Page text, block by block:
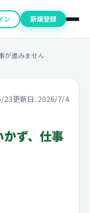
ン 新規登録
が進みません
23更新日: 2026/7/4
ず、仕事